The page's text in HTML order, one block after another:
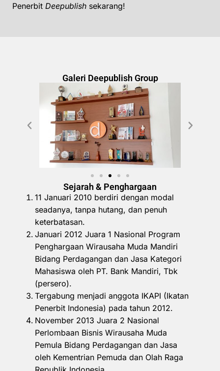
Penerbit Deepublish sekarang!
Galeri Deepublish Group
Sejarah & Penghargaan
11 Januari 2010 berdiri dengan modal
seadanya, tanpa hutang, dan penuh
keterbatasan.
Januari 2012 Juara 1 Nasional Program
Penghargaan Wirausaha Muda Mandiri
Bidang Perdagangan dan Jasa Kategori
Mahasiswa oleh PT. Bank Mandiri, Tbk
(persero).
Tergabung menjadi anggota IKAPI (Ikatan
Penerbit Indonesia) pada tahun 2012.
November 2013 Juara 2 Nasional
Perlombaan Bisnis Wirausaha Muda
Pemula Bidang Perdagangan dan Jasa
oleh Kementrian Pemuda dan Olah Raga